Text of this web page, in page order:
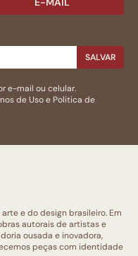
SALVAR
e-mail ou celular.
de Usoe Politica de
e do design brasileiro. Em
autorais de artistas e
ousada e inovadora,
peças com identidade